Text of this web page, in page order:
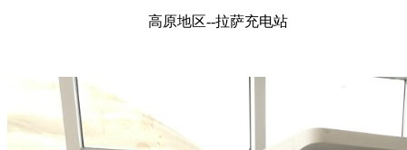
高原地区--拉萨充电站